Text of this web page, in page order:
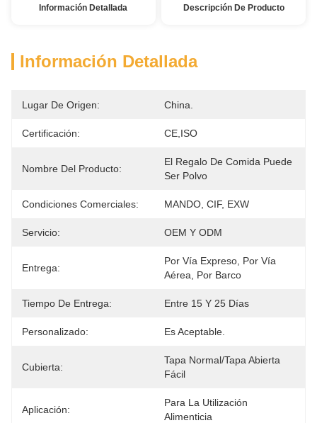
Información Detallada Descripción De Producto
Información Detallada
Lugar De Origen: China.
Certificación: CE,ISO
Nombre Del Producto:
El Regalo De Comida Puede
Ser Polvo
Condiciones Comerciales: MANDO, CIF, EXW
Servicio: OEM Y ODM
Entrega:
Por Vía Expreso, Por Vía
Aérea, Por Barco
Tiempo De Entrega: Entre 15 Y 25 Días
Personalizado: Es Aceptable.
Cubierta:
Tapa Normal/tapa Abierta
Fácil
Aplicación:
Para La Utilización
Alimenticia